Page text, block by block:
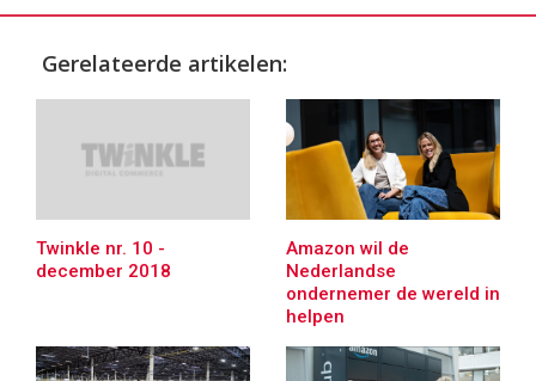
Gerelateerde artikelen:
Twinkle nr. 10 -
december 2018
Amazon wil de
Nederlandse
ondernemer de wereld in
helpen